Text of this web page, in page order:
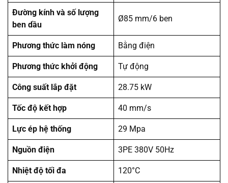
Đường kính và số lượng
ben dầu
Ø85 mm/6 ben
Phương thức làm nóng Bằng điện
Phương thức khởi động Tự động
Công suất lắp đặt 28.75 kW
Tốc độ kết hợp 40 mm/s
Lực ép hệ thống 29 Mpa
Nguồn điện 3PE 380V 50Hz
Nhiệt độ tối đa 120°C